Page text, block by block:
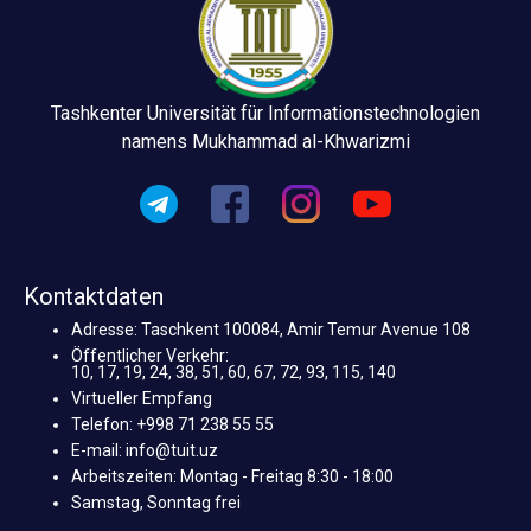
Tashkenter Universität für Informationstechnologien
namens Mukhammad al-Khwarizmi
Kontaktdaten
Adresse: Taschkent 100084, Amir Temur Avenue 108
Öffentlicher Verkehr:
10, 17, 19, 24, 38, 51, 60, 67, 72, 93, 115, 140
Virtueller Empfang
Telefon: +998 71 238 55 55
E-mail: info@tuit.uz
Arbeitszeiten: Montag - Freitag 8:30 - 18:00
Samstag, Sonntag frei